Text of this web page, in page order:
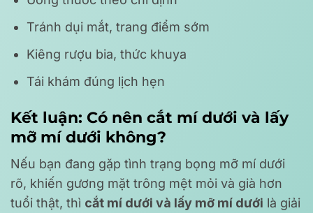
Tránh dụi mắt, trang điểm sớm
Kiêng rượu bia, thức khuya
Tái khám đúng lịch hẹn
Kết luận: Có nên cắt mí dưới và lấy
mỡ mí dưới không?
Nếu bạn đang gặp tình trạng bọng mỡ mí dưới
rõ, khiến gương mặt trông mệt mỏi và già hơn
tuổi thật, thì cắt mí dưới và lấy mỡ mí dưới là giải